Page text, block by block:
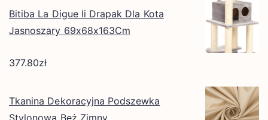
Bitiba La Digue Ii Drapak Dla Kota
Jasnoszary 69x68x163Cm
377.80zł
Tkanina Dekoracyjna Podszewka